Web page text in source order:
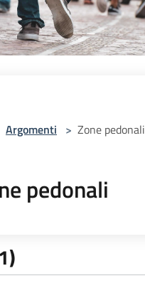
Argomenti > Zone pedonali
pedonali